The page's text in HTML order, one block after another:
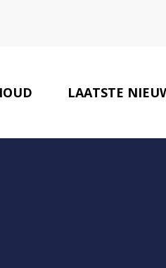
LAATSTE